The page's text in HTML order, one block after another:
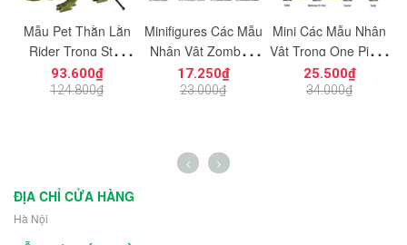
Mẫu Pet Thằn Lằn
Rider Trong Star
Wars PG26
93.600₫
124.800₫
Minifigures Các Mẫu
Nhân Vật Zombies
Quái Vật Xác Sống
N117 - N124 - Đồ
17.250₫
23.000₫
Mini Các Mẫu Nhân
Vật Trong One Piece
Đảo Hải Tặc Nika
Luffy Silvers Rayleigh
25.500₫
34.000₫
ĐỊA CHỈ CỬA HÀNG
Hà Nội